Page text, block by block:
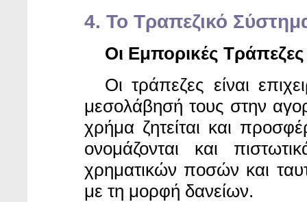
4. Το Τραπεζικό
Οι Εμπορικές Τράπεζες
Οι τράπεζες είναι
μεσολάβησή τους στην
χρήμα ζητείται και
ονομάζονται και
χρηματικών ποσών και
με τη μορφή δανείων.